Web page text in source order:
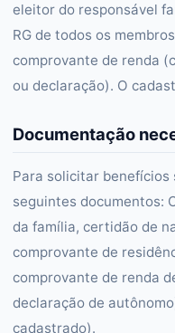
eleitor do responsável
RG de todos os
comprovante de renda
ou declaração). O
Documentação
Para solicitar benefícios
seguintes documentos:
da família, certidão de
comprovante de
comprovante de renda
declaração de
cadastrado).